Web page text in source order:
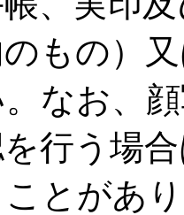
のもの）
なお、
を行う場
とがあ